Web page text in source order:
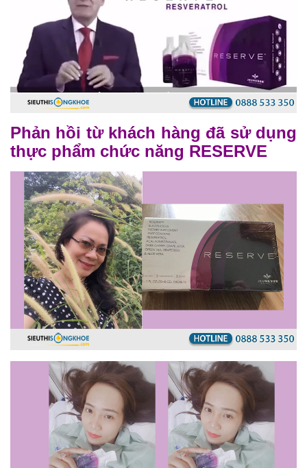
Phản hồi từ khách hàng đã sử dụng
thực phẩm chức năng RESERVE